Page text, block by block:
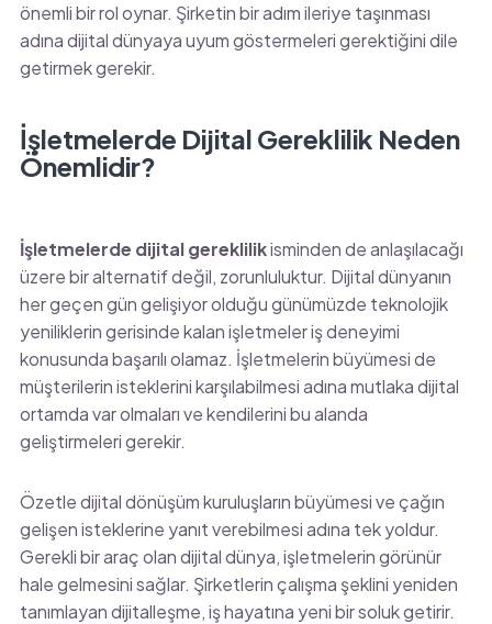
önemli bir rol oynar. Şirketin bir adım ileriye taşınması
adına dijital dünyaya uyum göstermeleri gerektiğini dile
getirmek gerekir.
İşletmelerde Dijital Gereklilik Neden
Önemlidir?
İşletmelerde dijital gereklilikisminden de anlaşılacağı
üzere bir alternatif değil, zorunluluktur. Dijital dünyanın
her geçen gün gelişiyor olduğu günümüzde teknolojik
yeniliklerin gerisinde kalan işletmeler iş deneyimi
konusunda başarılı olamaz. İşletmelerin büyümesi de
müşterilerin isteklerini karşılabilmesi adına mutlaka dijital
ortamda var olmaları ve kendilerini bu alanda
geliştirmeleri gerekir.
Özetle dijital dönüşüm kuruluşların büyümesi ve çağın
gelişen isteklerine yanıt verebilmesi adına tek yoldur.
Gerekli bir araç olan dijital dünya, işletmelerin görünür
hale gelmesini sağlar. Şirketlerin çalışma şeklini yeniden
tanımlayan dijitalleşme, iş hayatına yeni bir soluk getirir.